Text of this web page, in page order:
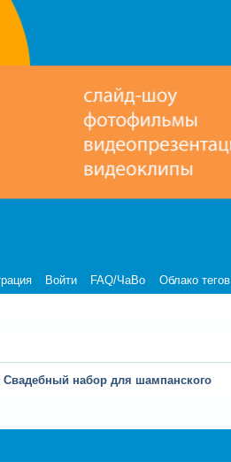
Войти FAQ/ЧаВо Облако тегов
Свадебный набор для шампанского